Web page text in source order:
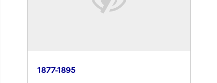
1877-1895